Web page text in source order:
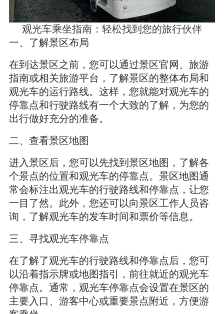
观光车乘坐指南：轻松找到您的旅行伙伴
一、了解景区布局
在到达景区之前，您可以通过景区官网、旅游
指南或相关旅游平台，了解景区的整体布局和
观光车的运行路线。这样，您就能对观光车的
停靠点和行驶路线有一个大致的了解，为您的
出行做好充分的准备。
二、查看景区地图
进入景区后，您可以先找到景区地图，了解各
个景点的位置和观光车的停靠点。景区地图通
常会标注出观光车的行驶路线和停靠点，让您
一目了然。此外，您还可以向景区工作人员咨
询，了解观光车的发车时间和票价等信息。
三、寻找观光车停靠点
在了解了观光车的行驶路线和停靠点后，您可
以沿着指示牌或地图指引，前往就近的观光车
停靠点。通常，观光车停靠点会设置在景区的
主要入口、游客中心或重要景点附近，方便游